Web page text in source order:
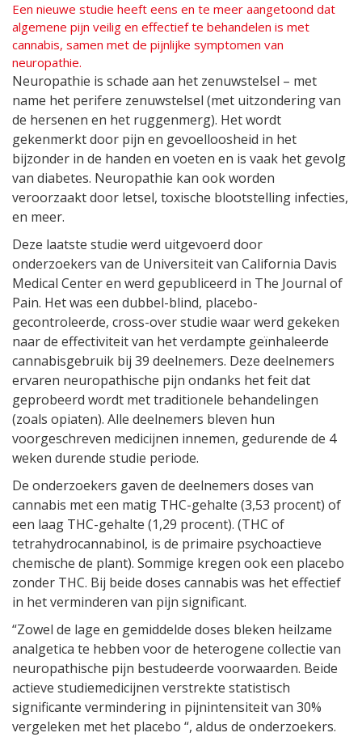
Een nieuwe studie heeft eens en te meer aangetoond dat
algemene pijn veilig en effectief te behandelen is met
cannabis, samen met de pijnlijke symptomen van
neuropathie.
Neuropathie is schade aan het zenuwstelsel – met
name het perifere zenuwstelsel (met uitzondering van
de hersenen en het ruggenmerg). Het wordt
gekenmerkt door pijn en gevoelloosheid in het
bijzonder in de handen en voeten en is vaak het gevolg
van diabetes. Neuropathie kan ook worden
veroorzaakt door letsel, toxische blootstelling infecties,
en meer.
Deze laatste studie werd uitgevoerd door
onderzoekers van de Universiteit van California Davis
Medical Center en werd gepubliceerd in The Journal of
Pain. Het was een dubbel-blind, placebo-
gecontroleerde, cross-over studie waar werd gekeken
naar de effectiviteit van het verdampte geïnhaleerde
cannabisgebruik bij 39 deelnemers. Deze deelnemers
ervaren neuropathische pijn ondanks het feit dat
geprobeerd wordt met traditionele behandelingen
(zoals opiaten). Alle deelnemers bleven hun
voorgeschreven medicijnen innemen, gedurende de 4
weken durende studie periode.
De onderzoekers gaven de deelnemers doses van
cannabis met een matig THC-gehalte (3,53 procent) of
een laag THC-gehalte (1,29 procent). (THC of
tetrahydrocannabinol, is de primaire psychoactieve
chemische de plant). Sommige kregen ook een placebo
zonder THC. Bij beide doses cannabis was het effectief
in het verminderen van pijn significant.
“Zowel de lage en gemiddelde doses bleken heilzame
analgetica te hebben voor de heterogene collectie van
neuropathische pijn bestudeerde voorwaarden. Beide
actieve studiemedicijnen verstrekte statistisch
significante vermindering in pijnintensiteit van 30%
vergeleken met het placebo “, aldus de onderzoekers.